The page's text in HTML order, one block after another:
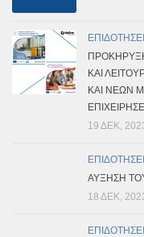
ΚΑΙ
ΚΑΙ ΝΕΩΝ
19 ΔΕΚ,
ΑΥΞΗΣΗ
18 ΔΕΚ,